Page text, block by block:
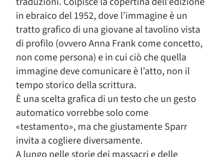
in ebraico del 1952, dove l’immagine è un
tratto grafico di una giovane al tavolino vista
di profilo (ovvero Anna Frank come concetto,
non come persona) e in cui ciò che quella
immagine deve comunicare è l’atto, non il
tempo storico della scrittura.
È una scelta grafica di un testo che un gesto
automatico vorrebbe solo come
«testamento», ma che giustamente Sparr
invita a cogliere diversamente.